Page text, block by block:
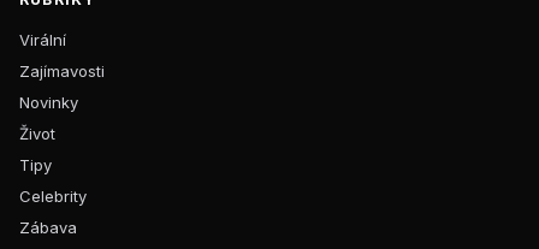
Virální
Zajímavosti
Novinky
Život
Tipy
Celebrity
Zábava